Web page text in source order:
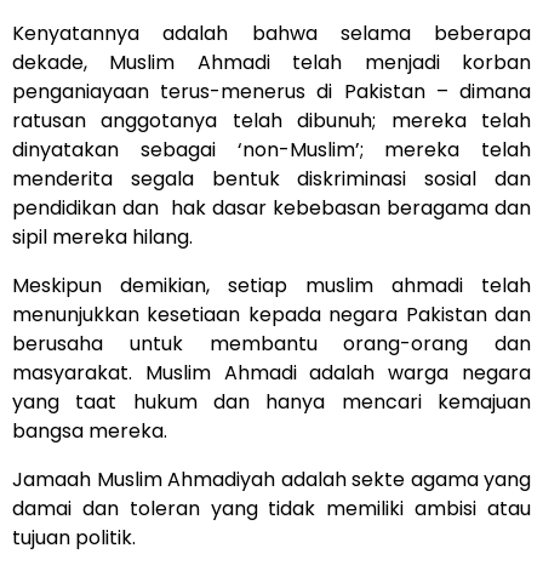
Kenyatannya adalah bahwa selama beberapa
dekade, Muslim Ahmadi telah menjadi korban
penganiayaan terus-menerus di Pakistan – dimana
ratusan anggotanya telah dibunuh; mereka telah
dinyatakan sebagai ‘non-Muslim’; mereka telah
menderita segala bentuk diskriminasi sosial dan
pendidikan dan hak dasar kebebasan beragama dan
sipil mereka hilang.
Meskipun demikian, setiap muslim ahmadi telah
menunjukkan kesetiaan kepada negara Pakistan dan
berusaha untuk membantu orang-orang dan
masyarakat. Muslim Ahmadi adalah warga negara
yang taat hukum dan hanya mencari kemajuan
bangsa mereka.
Jamaah Muslim Ahmadiyah adalah sekte agama yang
damai dan toleran yang tidak memiliki ambisi atau
tujuan politik.